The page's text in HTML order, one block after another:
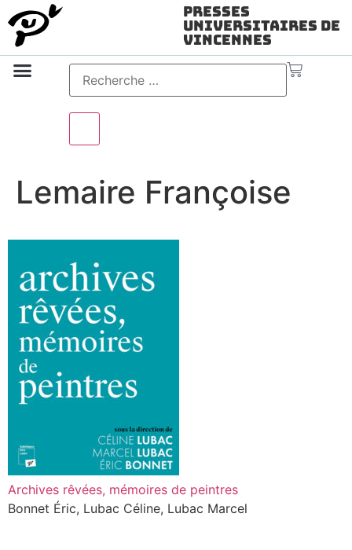
Presses
Universitaires de
Vincennes
Lemaire Françoise
Archives rêvées, mémoires de peintres
Bonnet Éric, Lubac Céline, Lubac Marcel